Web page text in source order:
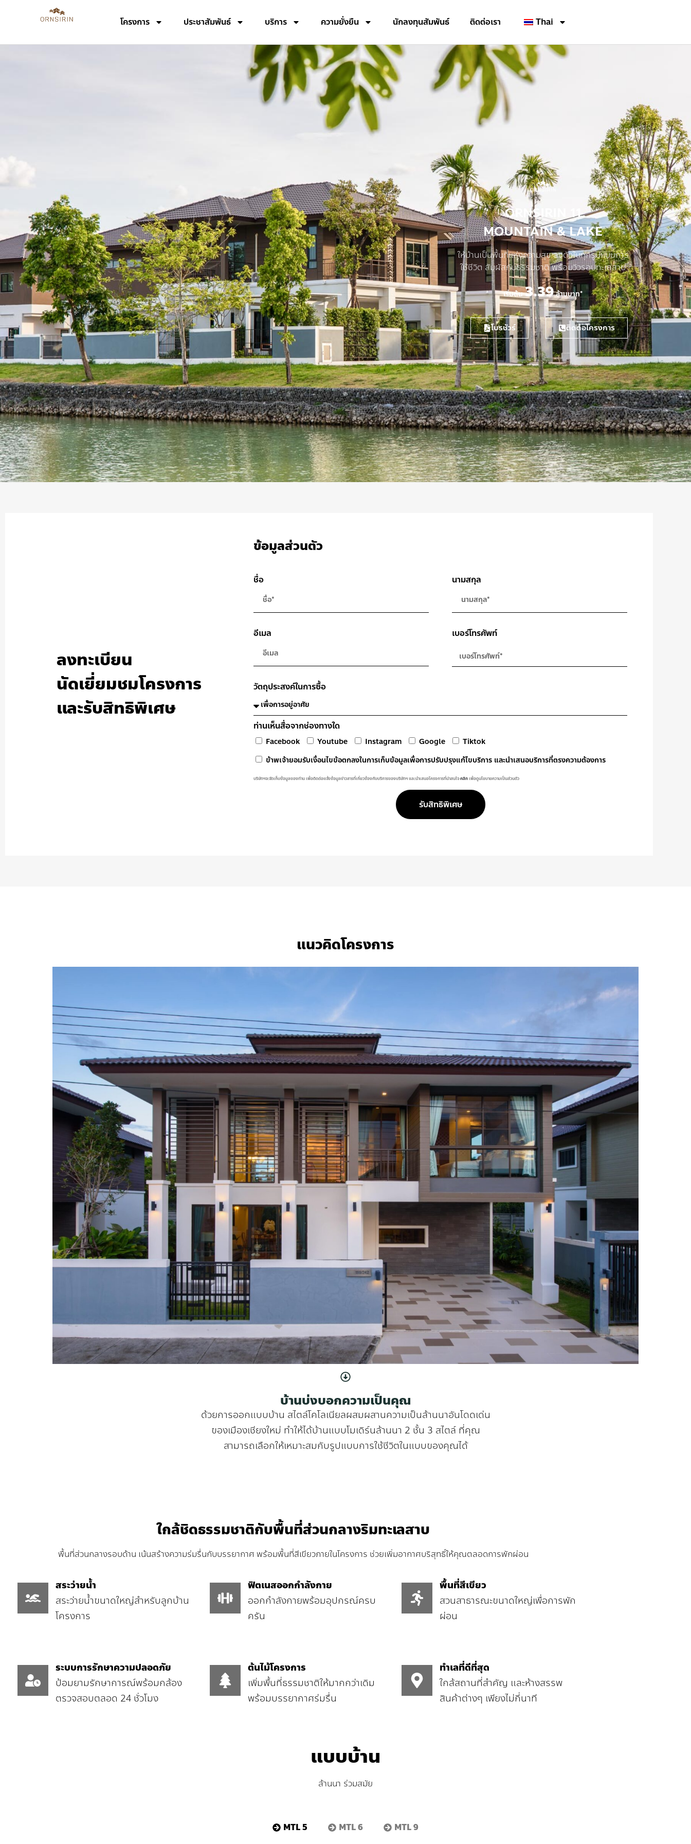
โครงการ ประชาสัมพันธ์ บริการ ความยั่งยืน นักลงทุนสัมพันธ์ ติดต่อเรา Thai
ORNSIRIN 11
MOUNTAIN & LAKE
ให้บ้านเป็นพื้นที่แห่งความสุข ลงตัวในทุกรูปแบบการ
ใช้ชีวิต สัมผัสกับธรรมชาติ พร้อมวิวรอบทะเลสาบ
เริ่มต้น3.39ล้านบาท*
โบรชัวร์ ติดต่อโครงการ
ลงทะเบียน
นัดเยี่ยมชมโครงการ
และรับสิทธิพิเศษ
ข้อมูลส่วนตัว
ชื่อ นามสกุล
อีเมล เบอร์โทรศัพท์
วัตถุประสงค์ในการซื้อ
ท่านเห็นสื่อจากช่องทางใด
Facebook Youtube Instagram Google
Tiktok
ข้าพเจ้ายอมรับเงื่อนไขข้อตกลงในการเก็บข้อมูลเพื่อการปรับปรุงแก้ไขบริการ และนำเสนอบริการที่ตรงความต้องการ
บริษัทฯจะจัดเก็บข้อมูลของท่าน เพื่อติดต่อแจ้งข้อมูลข่าวสารที่เกี่ยวข้องกับบริการของบริษัทฯ และนำเสนอโครงการที่น่าสนใจคลิกเพื่อดูนโยบายความเป็นส่วนตัว
รับสิทธิพิเศษ
แนวคิดโครงการ
บ้านบ่งบอกความเป็นคุณ
ด้วยการออกแบบบ้าน สไตล์โคโลเนียลผสมผสานความเป็นล้านนาอันโดดเด่น
ของเมืองเชียงใหม่ ทำให้ได้บ้านแบบโมเดิร์นล้านนา 2 ชั้น 3 สไตล์ ที่คุณ
สามารถเลือกให้เหมาะสมกับรูปแบบการใช้ชีวิตในแบบของคุณได้
ใกล้ชิดธรรมชาติกับพื้นที่ส่วนกลางริมทะเลสาบ
พื้นที่ส่วนกลางรอบด้าน เน้นสร้างความร่มรื่นกับบรรยากาศ พร้อมพื้นที่สีเขียวภายในโครงการ ช่วยเพิ่มอากาศบริสุทธิ์ให้คุณตลอดการพักผ่อน
สระว่ายน้ำ
สระว่ายน้ำขนาดใหญ่สำหรับลูกบ้าน
โครงการ
ฟิตเนสออกกำลังกาย
ออกกำลังกายพร้อมอุปกรณ์ครบ
ครัน
พื้นที่สีเขียว
สวนสาธารณะขนาดใหญ่เพื่อการพัก
ผ่อน
ระบบการรักษาความปลอดภัย
ป้อมยามรักษาการณ์พร้อมกล้อง
ตรวจสอบตลอด 24 ชั่วโมง
ต้นไม้โครงการ
เพิ่มพื้นที่ธรรมชาติให้มากกว่าเดิม
พร้อมบรรยากาศร่มรื่น
ทำเลที่ดีที่สุด
ใกล้สถานที่สำคัญ และห้างสรรพ
สินค้าต่างๆ เพียงไม่กี่นาที
แบบบ้าน
ล้านนา ร่วมสมัย
MTL 5 MTL 6 MTL 9